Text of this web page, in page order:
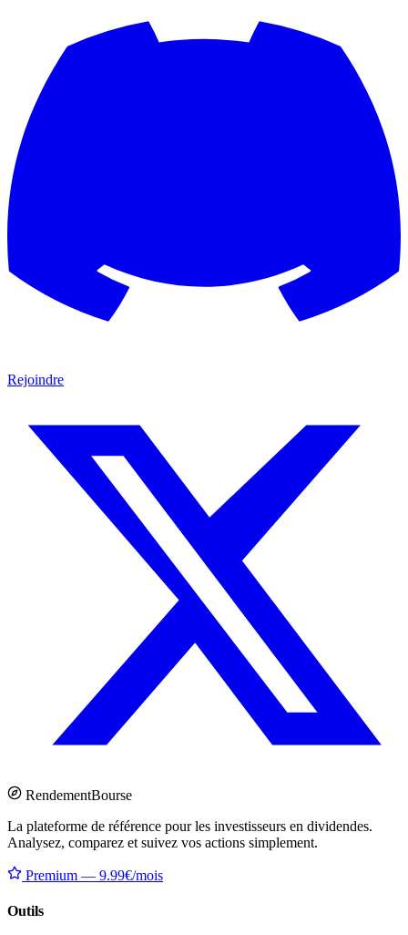
Rejoindre
RendementBourse
La plateforme de référence pour les investisseurs en dividendes.
Analysez, comparez et suivez vos actions simplement.
Premium — 9.99€/mois
Outils